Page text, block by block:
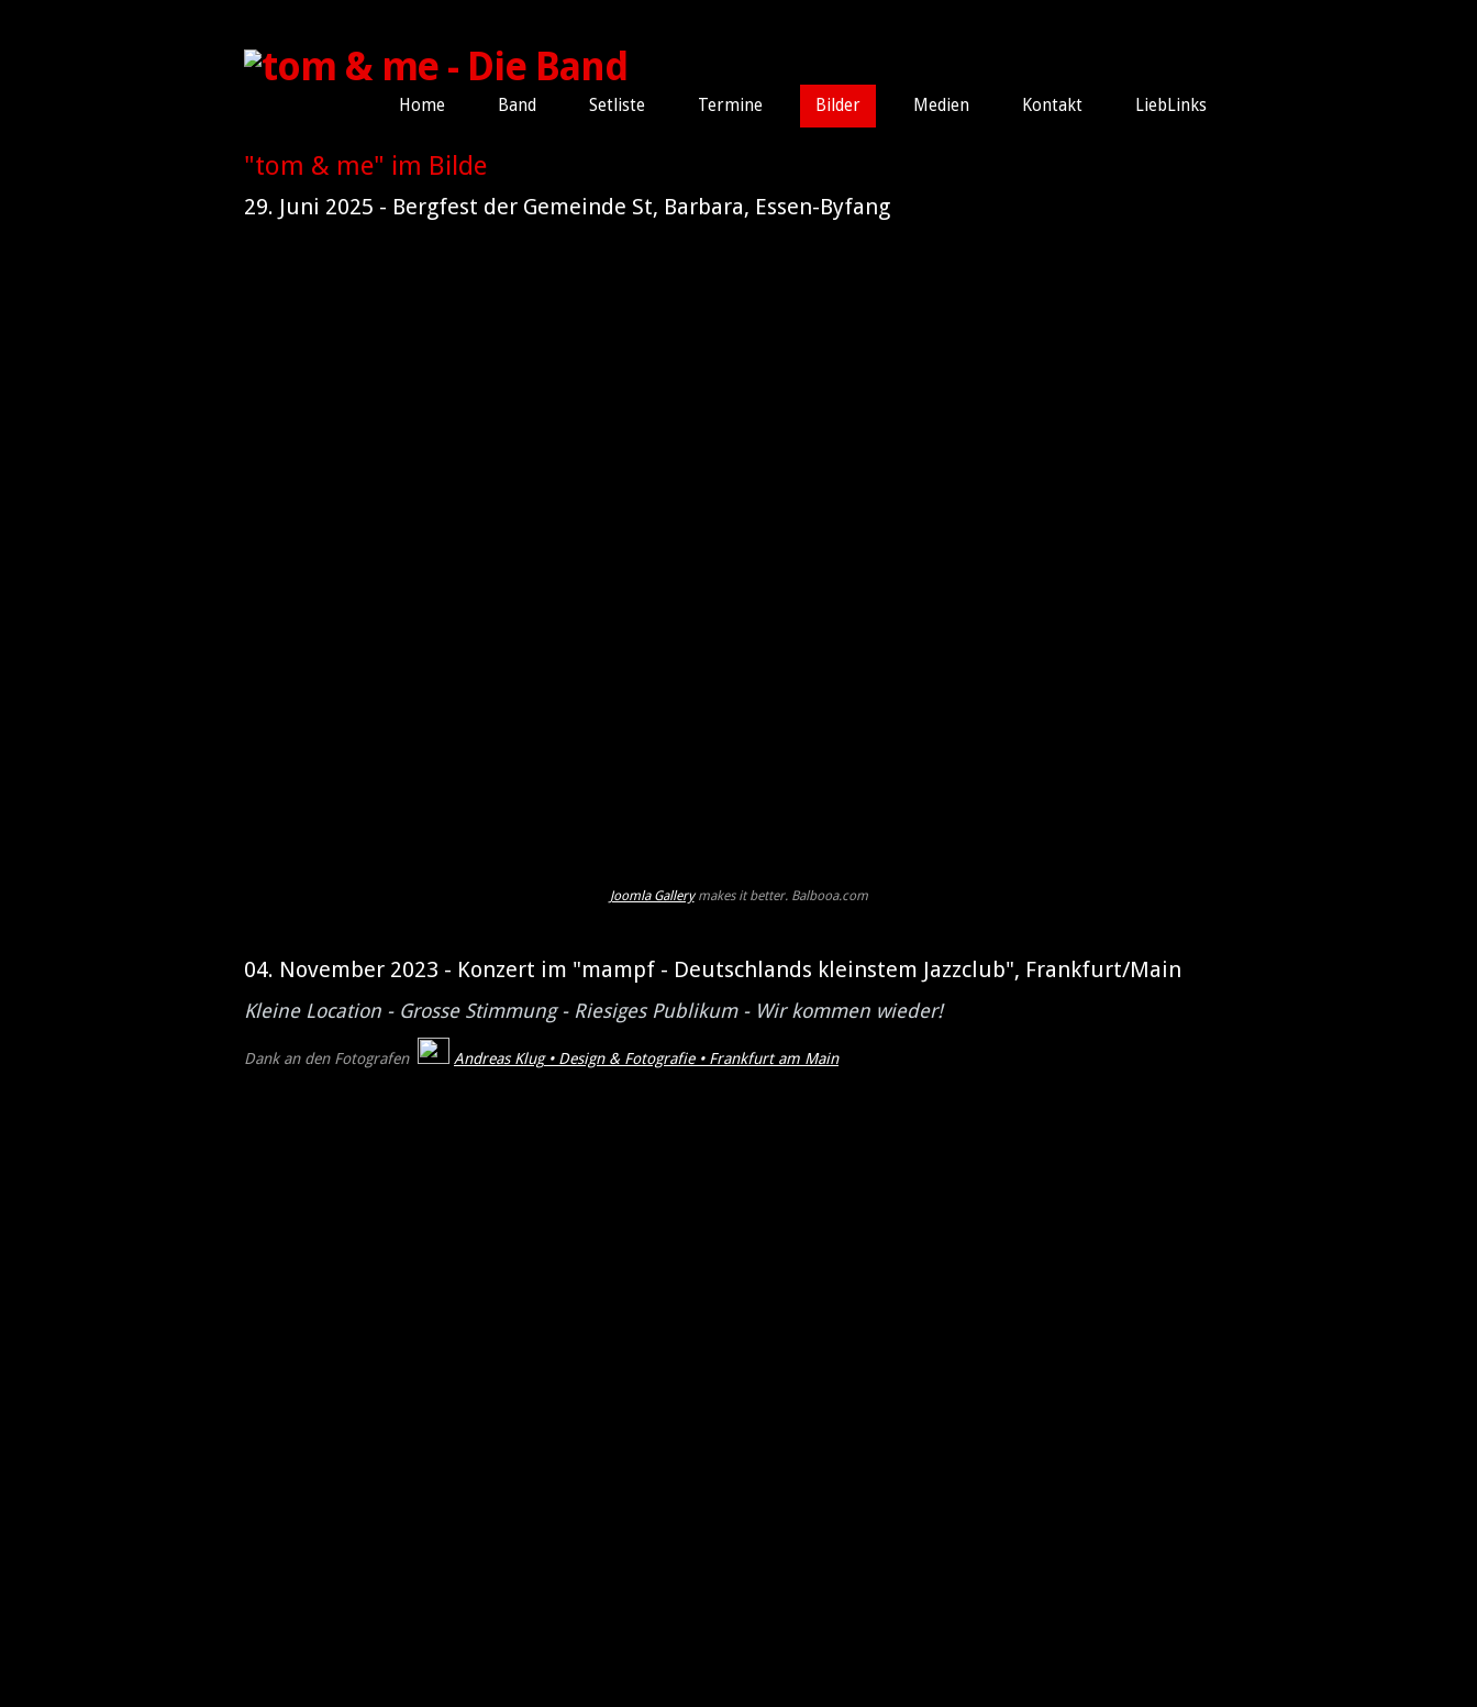
Home Band Setliste Termine Bilder Medien Kontakt LiebLinks
"tom & me" im Bilde
29. Juni 2025 - Bergfest der Gemeinde St, Barbara, Essen-Byfang
Joomla Gallerymakes it better. Balbooa.com
04. November 2023 - Konzert im "mampf - Deutschlands kleinstem Jazzclub", Frankfurt/Main
Kleine Location - Grosse Stimmung - Riesiges Publikum - Wir kommen wieder!
Dank an den Fotografen Andreas Klug• Design & Fotografie • Frankfurt am Main